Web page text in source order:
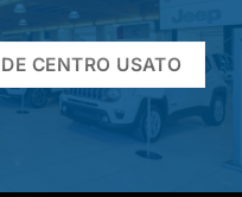
CENTRO USATO